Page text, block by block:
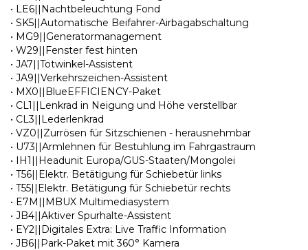
• LE6||Nachtbeleuchtung Fond
• SK5||Automatische Beifahrer-Airbagabschaltung
• MG9||Generatormanagement
• W29||Fenster fest hinten
• JA7||Totwinkel-Assistent
• JA9||Verkehrszeichen-Assistent
• MX0||BlueEFFICIENCY-Paket
• CL1||Lenkrad in Neigung und Höhe verstellbar
• CL3||Lederlenkrad
• VZ0||Zurrösen für Sitzschienen - herausnehmbar
• U73||Armlehnen für Bestuhlung im Fahrgastraum
• IH1||Headunit Europa/GUS-Staaten/Mongolei
• T56||Elektr. Betätigung für Schiebetür links
• T55||Elektr. Betätigung für Schiebetür rechts
• E7M||MBUX Multimediasystem
• JB4||Aktiver Spurhalte-Assistent
• EY2||Digitales Extra: Live Traffic Information
• JB6||Park-Paket mit 360° Kamera